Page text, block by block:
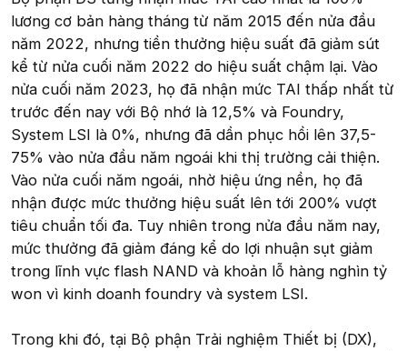
lương cơ bản hàng tháng từ năm 2015 đến nửa đầu
năm 2022, nhưng tiền thưởng hiệu suất đã giảm sút
kể từ nửa cuối năm 2022 do hiệu suất chậm lại. Vào
nửa cuối năm 2023, họ đã nhận mức TAI thấp nhất từ
trước đến nay với Bộ nhớ là 12,5% và Foundry,
System LSI là 0%, nhưng đã dần phục hồi lên 37,5-
75% vào nửa đầu năm ngoái khi thị trường cải thiện.
Vào nửa cuối năm ngoái, nhờ hiệu ứng nền, họ đã
nhận được mức thưởng hiệu suất lên tới 200% vượt
tiêu chuẩn tối đa. Tuy nhiên trong nửa đầu năm nay,
mức thưởng đã giảm đáng kể do lợi nhuận sụt giảm
trong lĩnh vực flash NAND và khoản lỗ hàng nghìn tỷ
won vì kinh doanh foundry và system LSI.
Trong khi đó, tại Bộ phận Trải nghiệm Thiết bị (DX),